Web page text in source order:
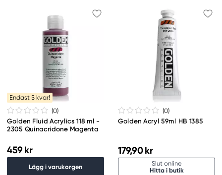
Endast 5 kvar!
(0)
Golden Fluid Acrylics 118 ml -
2305 Quinacridone Magenta
459 kr
Lägg i varukorgen
(0)
Golden Acryl 59ml HB 1385
179,90 kr
Slut online
Hitta i butik